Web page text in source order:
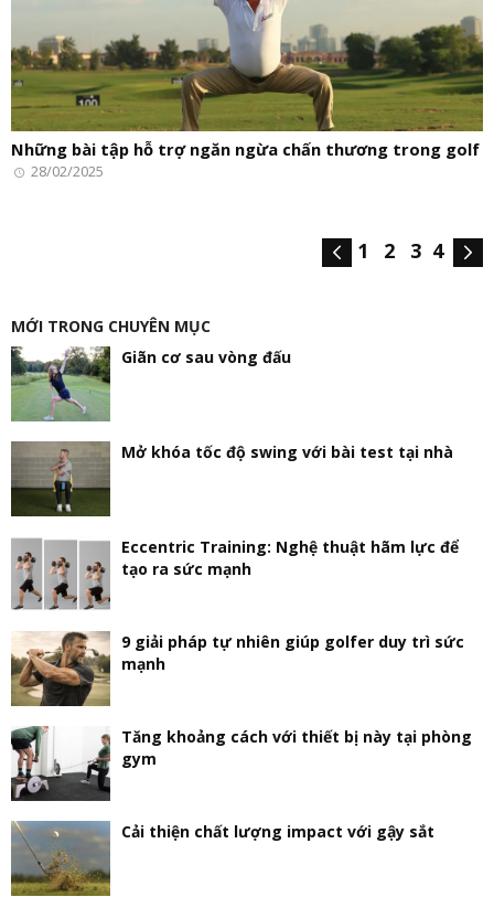
Những bài tập hỗ trợ ngăn ngừa chấn thương trong golf
28/02/2025
1 2 3 4
MỚI TRONG CHUYÊN MỤC
Giãn cơ sau vòng đấu
Mở khóa tốc độ swing với bài test tại nhà
Eccentric Training: Nghệ thuật hãm lực để
tạo ra sức mạnh
9 giải pháp tự nhiên giúp golfer duy trì sức
mạnh
Tăng khoảng cách với thiết bị này tại phòng
gym
Cải thiện chất lượng impact với gậy sắt